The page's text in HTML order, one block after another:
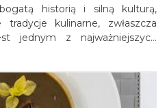
historią i silną kulturą,
kulinarne, zwłaszcza
jednym z najważniejszych